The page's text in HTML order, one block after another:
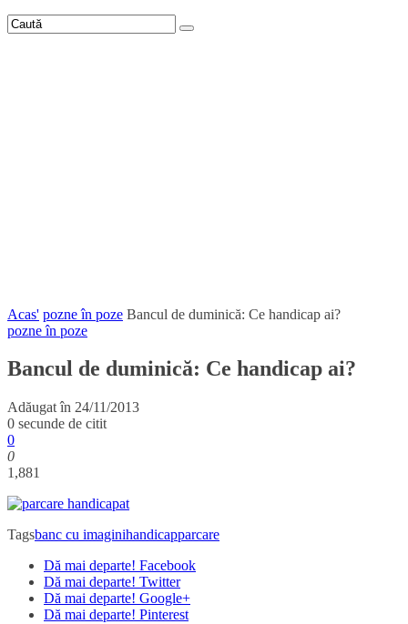
Acas' pozne în poze Bancul de duminică: Ce handicap ai?
pozne în poze
Bancul de duminică: Ce handicap ai?
Adăugat în 24/11/2013
0 secunde de citit
0
0
1,881
Tagsbanc cu imaginihandicapparcare
Dă mai departe! Facebook
Dă mai departe! Twitter
Dă mai departe! Google+
Dă mai departe! Pinterest